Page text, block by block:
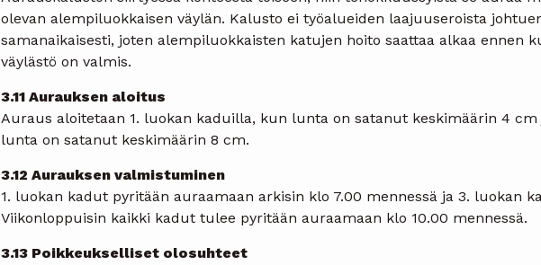
olevan alempiluokkaisen väylän. Kalusto ei työalueiden laajuuseroista
samanaikaisesti, joten alempiluokkaisten katujen hoito saattaa alkaa ennen
väylästö on valmis.
3.11 Aurauksen aloitus
Auraus aloitetaan 1. luokan kaduilla, kun lunta on satanut keskimäärin 4
lunta on satanut keskimäärin 8 cm.
3.12 Aurauksen valmistuminen
1. luokan kadut pyritään auraamaan arkisin klo 7.00 mennessä ja 3. luokan
Viikonloppuisin kaikki kadut tulee pyritään auraamaan klo 10.00 mennessä.
3.13 Poikkeukselliset olosuhteet